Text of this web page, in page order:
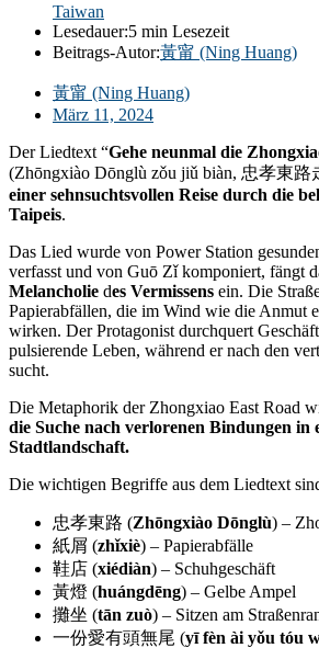
Taiwan
Lesedauer:5 min Lesezeit
Beitrags-Autor:黃甯 (Ning Huang)
黃甯 (Ning Huang)
März 11, 2024
Der Liedtext “Gehe neunmal die
(Zhōngxiào Dōnglù zǒu jiǔ biàn, 忠孝東路
einer sehnsuchtsvollen Reise durch die
Taipeis.
Das Lied wurde von Power Station
verfasst und von Guō Zǐ komponiert, fängt
Melancholie des Vermissens ein. Die
Papierabfällen, die im Wind wie die Anmut
wirken. Der Protagonist durchquert
pulsierende Leben, während er nach den
sucht.
Die Metaphorik der Zhongxiao East Road
die Suche nach verlorenen Bindungen in
Stadtlandschaft.
Die wichtigen Begriffe aus dem Liedtext
忠孝東路 (Zhōngxiào Dōnglù) –
紙屑 (zhǐxiè) – Papierabfälle
鞋店 (xiédiàn) – Schuhgeschäft
黃燈 (huángdēng) – Gelbe Ampel
攤坐 (tān zuò) – Sitzen am
一份愛有頭無尾 (yī fèn ài yǒu tóu